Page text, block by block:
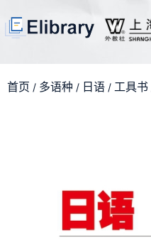
首页 / 多语种 / 日语 / 工具书